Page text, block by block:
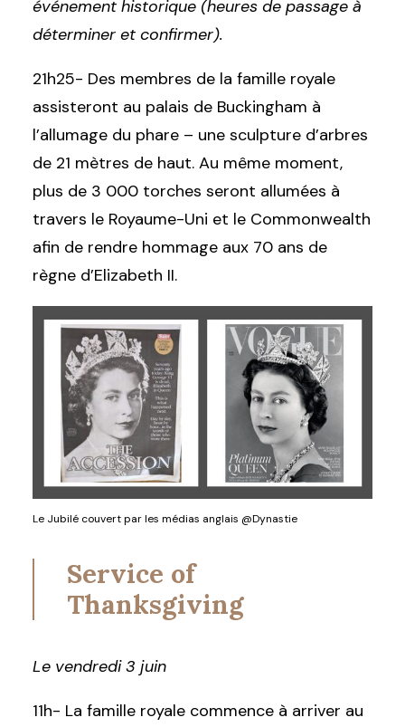
événement historique (heures de passage à
déterminer et confirmer).
21h25- Des membres de la famille royale
assisteront au palais de Buckingham à
l’allumage du phare – une sculpture d’arbres
de 21 mètres de haut. Au même moment,
plus de 3 000 torches seront allumées à
travers le Royaume-Uni et le Commonwealth
afin de rendre hommage aux 70 ans de
règne d’Elizabeth II.
Le Jubilé couvert par les médias anglais @Dynastie
Service of
Thanksgiving
Le vendredi 3 juin
11h- La famille royale commence à arriver au